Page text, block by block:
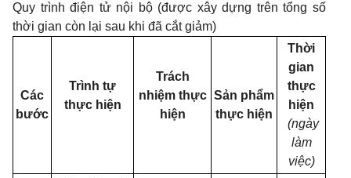
Quy trình điện tử nội bộ (được xây dựng trên tổng số
thời gian còn lại sau khi đã cắt giảm)
Các
bước
Trình tự
thực hiện
Trách
nhiệm thực
hiện
Sản phẩm
thực hiện
Thời
gian
thực
hiện
(ngày
làm
việc)